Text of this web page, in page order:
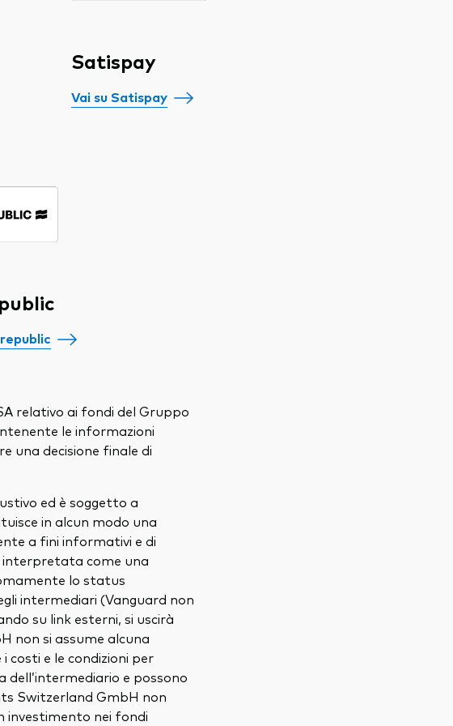
Satispay
Vai su Satispay
relativo ai fondi del Gruppo
le informazioni
una decisione finale di
ed è soggetto a
in alcun modo una
a fini informativi e di
interpretata come una
lo status
intermediari (Vanguard non
su link esterni, si uscirà
non si assume alcuna
costi e le condizioni per
dell’intermediario e possono
Switzerland GmbH non
investimento nei fondi